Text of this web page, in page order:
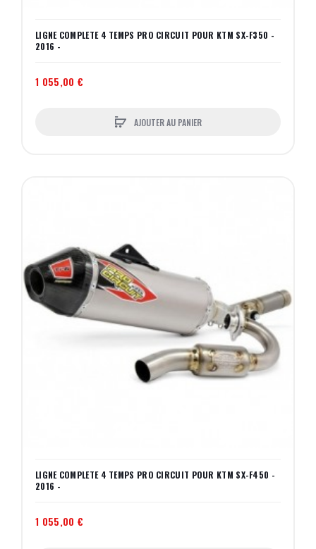
LIGNE COMPLETE 4 TEMPS PRO CIRCUIT POUR KTM SX-F350 -
2016 -
1 055,00 €
AJOUTER AU PANIER
LIGNE COMPLETE 4 TEMPS PRO CIRCUIT POUR KTM SX-F450 -
2016 -
1 055,00 €